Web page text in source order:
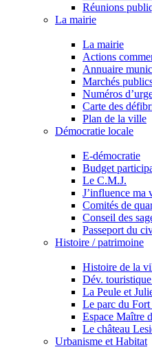
Réunions
La mairie
La mairie
Actions
Annuaire
Marchés
Numéros
Carte des
Plan de la ville
Démocratie locale
E-démocratie
Budget
Le C.M.J.
J’influence ma
Comités de
Conseil des
Passeport du
Histoire / patrimoine
Histoire de la
Dév.
La Peule et
Le parc du
Espace Maître
Le château
Urbanisme et Habitat